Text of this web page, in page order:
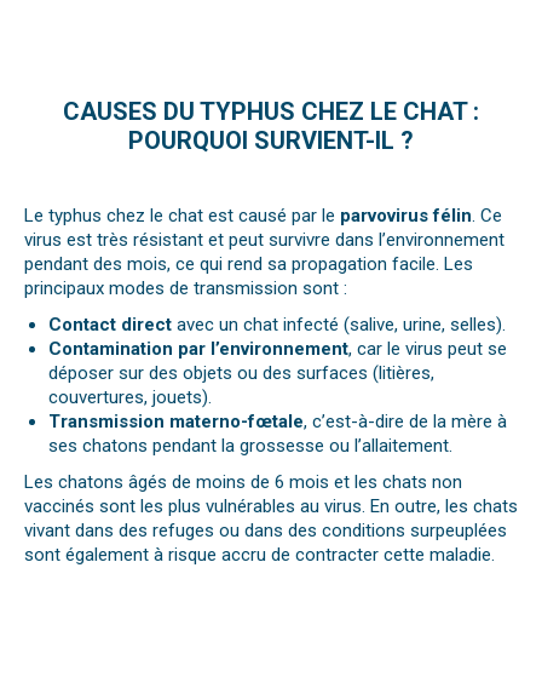
CAUSES DU TYPHUS CHEZ LE CHAT :
POURQUOI SURVIENT-IL ?
Le typhus chez le chat est causé par le parvovirus félin. Ce
virus est très résistant et peut survivre dans l’environnement
pendant des mois, ce qui rend sa propagation facile. Les
principaux modes de transmission sont :
Contact direct avec un chat infecté (salive, urine, selles).
Contamination par l’environnement, car le virus peut se
déposer sur des objets ou des surfaces (litières,
couvertures, jouets).
Transmission materno-fœtale, c’est-à-dire de la mère à
ses chatons pendant la grossesse ou l’allaitement.
Les chatons âgés de moins de 6 mois et les chats non
vaccinés sont les plus vulnérables au virus. En outre, les chats
vivant dans des refuges ou dans des conditions surpeuplées
sont également à risque accru de contracter cette maladie.